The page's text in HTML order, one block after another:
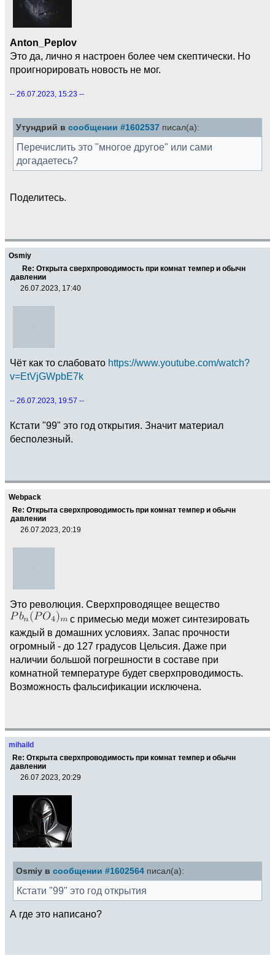
Anton_Peplov
Это да, лично я настроен более чем скептически. Но
проигнорировать новость не мог.
-- 26.07.2023, 15:23 --
Утундрий в сообщении #1602537 писал(а):
Перечислить это "многое другое" или сами
догадаетесь?
Поделитесь.
Osmiy
Re: Открыта сверхпроводимость при комнат темпер и обычн
давлении
26.07.2023, 17:40
Чёт как то слабовато https://www.youtube.com/watch?
v=EtVjGWpbE7k
-- 26.07.2023, 19:57 --
Кстати "99" это год открытия. Значит материал
бесполезный.
Webpack
Re: Открыта сверхпроводимость при комнат темпер и обычн
давлении
26.07.2023, 20:19
Это революция. Сверхпроводящее вещество
с примесью меди может синтезировать
каждый в домашних условиях. Запас прочности
огромный - до 127 градусов Цельсия. Даже при
наличии большой погрешности в составе при
комнатной температуре будет сверхпроводимость.
Возможность фальсификации исключена.
mihaild
Re: Открыта сверхпроводимость при комнат темпер и обычн
давлении
26.07.2023, 20:29
Osmiy в сообщении #1602564 писал(а):
Кстати "99" это год открытия
А где это написано?